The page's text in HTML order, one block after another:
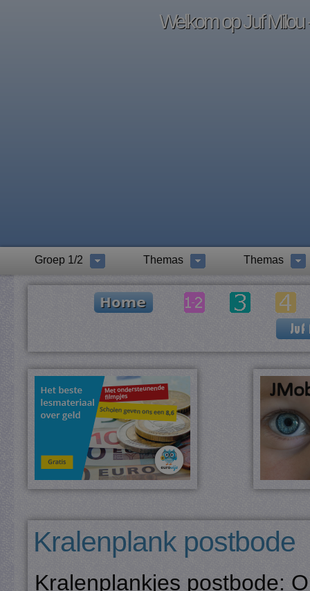
Welkom op Juf Milou
Groep 1/2 Themas Themas
Kralenplank postbode
Kralenplankjes postbode: